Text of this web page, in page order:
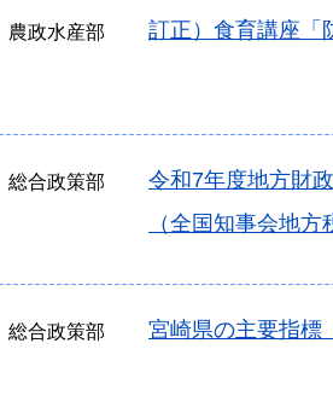
農政水産部 訂正）食育講座「
総合政策部
令和7年度地方財
（全国知事会地方
総合政策部 宮崎県の主要指標